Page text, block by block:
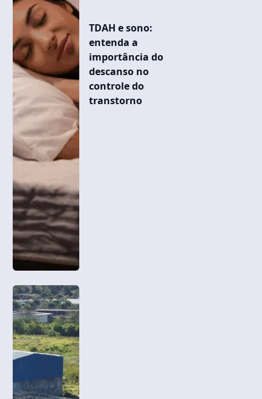
TDAH e sono:
entenda a
importância do
descanso no
controle do
transtorno